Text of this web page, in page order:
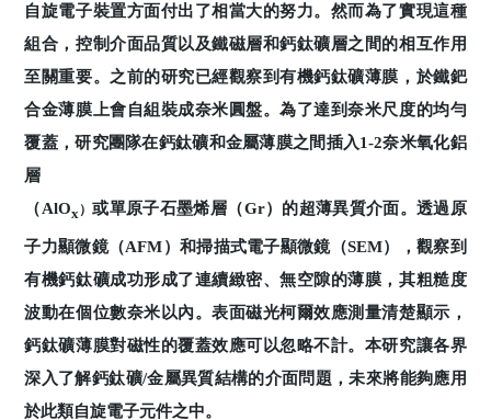
自旋電子裝置方面付出了相當大的努力。然而為了實現這種
組合，控制介面品質以及鐵磁層和鈣鈦礦層之間的相互作用
至關重要。之前的研究已經觀察到有機鈣鈦礦薄膜，於鐵鈀
合金薄膜上會自組裝成奈米圓盤。為了達到奈米尺度的均勻
覆蓋，研究團隊在鈣鈦礦和金屬薄膜之間插入1-2奈米氧化鋁
層
（AlOx ）或單原子石墨烯層（Gr）的超薄異質介面。透過原
子力顯微鏡（AFM）和掃描式電子顯微鏡（SEM），觀察到
有機鈣鈦礦成功形成了連續緻密、無空隙的薄膜，其粗糙度
波動在個位數奈米以內。表面磁光柯爾效應測量清楚顯示，
鈣鈦礦薄膜對磁性的覆蓋效應可以忽略不計。本研究讓各界
深入了解鈣鈦礦/金屬異質結構的介面問題，未來將能夠應用
於此類自旋電子元件之中。